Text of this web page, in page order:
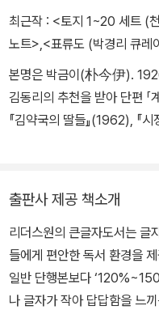
최근작 : <토지 1~20 세트 (
노트> <표류도 (박경리 큐레
본명은 박금이(朴今伊).
김동리의 추천을 받아 단편 「
『김약국의 딸들』(1962), 『
다. 『토지』는 한말로부터 식
그린 한국문학의 걸작으로,
적을 남긴 거장으로 우뚝 섰다
를 《현대문학》에 연재했으
았다. 그 밖에 산문집 『Q씨에게
출판사 제공 책소개
리더스원의 큰글자도서는 글
들에게 편안한 독서 환경을 제
일반 단행본보다
나 글자가 작아 답답함을 느